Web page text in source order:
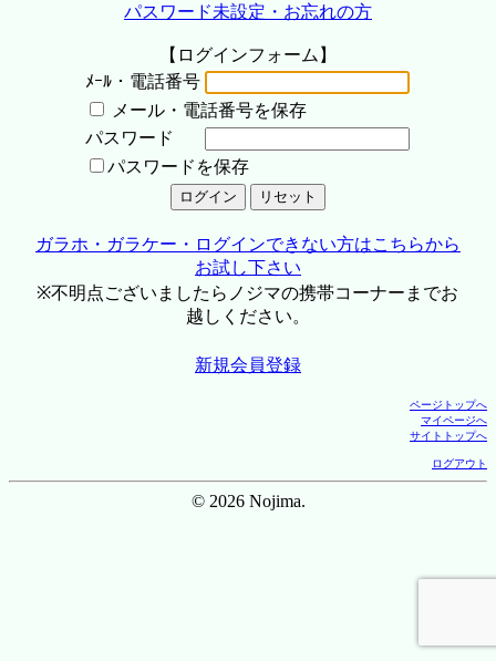
パスワード未設定・お忘れの方
【ログインフォーム】
ﾒｰﾙ・電話番号
メール・電話番号を保存
パスワード
パスワードを保存
ガラホ・ガラケー・ログインできない方はこちらから
お試し下さい
※不明点ございましたらノジマの携帯コーナーまでお
越しください。
新規会員登録
ページトップへ
マイページへ
サイトトップへ
ログアウト
© 2026 Nojima.